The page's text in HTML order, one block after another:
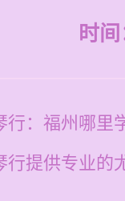
时
行：福州哪里
行提供专业的